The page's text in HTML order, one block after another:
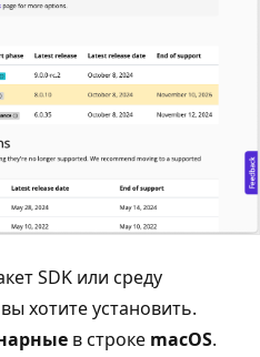
SDK или среду
хотите установить.
в строке macOS.